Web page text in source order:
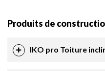
Produits de
IKO pro Toiture